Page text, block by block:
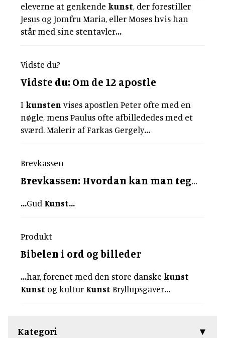
eleverne at genkende kunst, der forestiller
Jesus og Jomfru Maria, eller Moses hvis han
står med sine stentavler...
Vidste du?
Vidste du: Om de 12 apostle
I kunsten vises apostlen Peter ofte med en
nøgle, mens Paulus ofte afbillededes med et
sværd. Malerir af Farkas Gergely...
Brevkassen
Brevkassen: Hvordan kan man tegne Gud?
...Gud Kunst...
Produkt
Bibelen i ord og billeder
...har, forenet med den store danske kunst
Kunst og kultur Kunst Bryllupsgaver...
Kategori